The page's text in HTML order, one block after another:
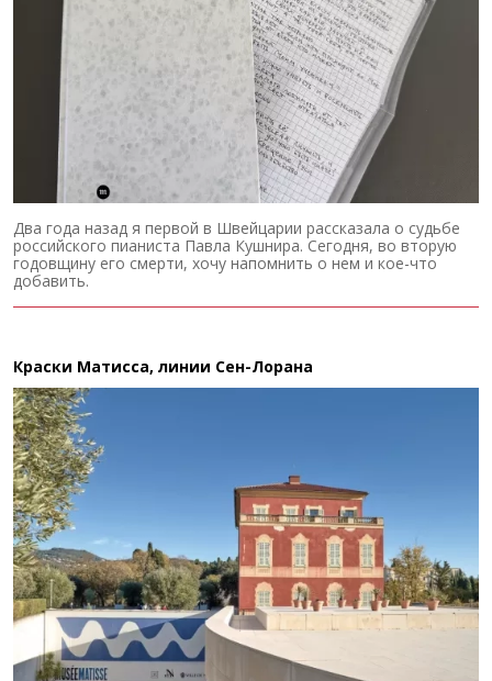
Два года назад я первой в Швейцарии рассказала о судьбе
российского пианиста Павла Кушнира. Сегодня, во вторую
годовщину его смерти, хочу напомнить о нем и кое-что
добавить.
Краски Матисса, линии Сен-Лорана